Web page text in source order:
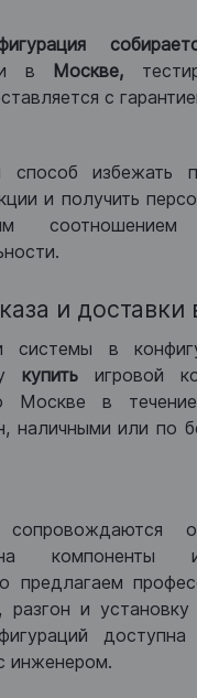
в Москве,
с
способ избежать
и получить
и
системы в
купить игровой
Москве в
наличными или по
компоненты
предлагаем
разгон и
доступна
инженером.